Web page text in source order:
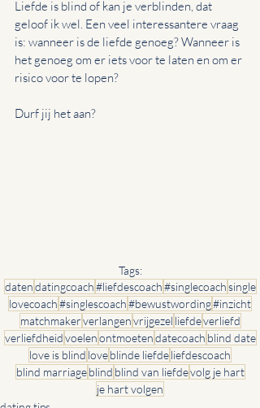
Liefde is blind of kan je verblinden, dat
geloof ik wel. Een veel interessantere vraag
is: wanneer is de liefde genoeg? Wanneer is
het genoeg om er iets voor te laten en om er
risico voor te lopen?
Durf jij het aan?
Tags:
datendatingcoach#liefdescoach#singlecoachsingle
lovecoach#singlescoach#bewustwording#inzicht
matchmakerverlangenvrijgezel liefdeverliefd
verliefdheidvoelenontmoetendatecoach blind date
love is blind loveblinde liefdeliefdescoach
blind marriage blind blind van liefdevolg je hart
je hart volgen